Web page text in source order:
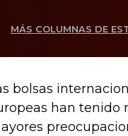
MÁS COLUMNAS DE
bolsas
han tenido